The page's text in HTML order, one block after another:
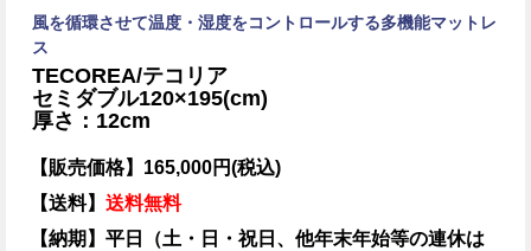
風を循環させて温度・湿度をコントロールする多機能マットレ
ス
TECOREA/テコリア
セミダブル120×195(cm)
厚さ：12cm
【販売価格】165,000円(税込)
【送料】 送料無料
【納期】平日（土・日・祝日、他年末年始等の連休は